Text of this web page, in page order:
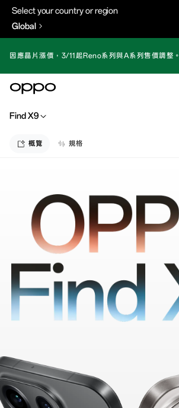
Select your country or region
Global
因應晶片漲價，3/11起Reno系列與A系列售價調整。
Find X9
概覽 規格